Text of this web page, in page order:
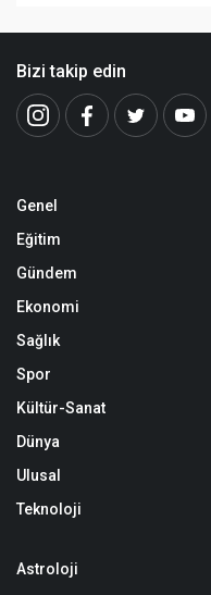
Bizi takip edin
Genel
Eğitim
Gündem
Ekonomi
Sağlık
Spor
Kültür-Sanat
Dünya
Ulusal
Teknoloji
Astroloji